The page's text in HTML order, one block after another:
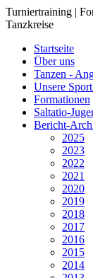
Turniertraining |
Tanzkreise
Startseite
Über uns
Tanzen -
Unsere
Formationen
Saltatio-
Bericht-
2025
2023
2022
2021
2020
2019
2018
2017
2016
2015
2014